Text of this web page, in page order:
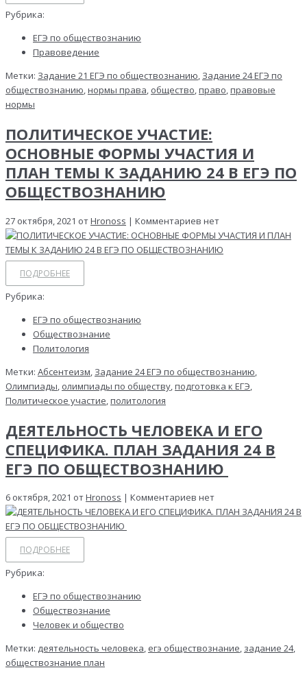
Рубрика:
ЕГЭ по обществознанию
Правоведение
Метки: Задание 21 ЕГЭ по обществознанию, Задание 24 ЕГЭ по
обществознанию,нормы права, общество,право,правовые
нормы
ПОЛИТИЧЕСКОЕ УЧАСТИЕ:
ОСНОВНЫЕ ФОРМЫ УЧАСТИЯ И
ПЛАН ТЕМЫ К ЗАДАНИЮ 24 В ЕГЭ ПО
ОБЩЕСТВОЗНАНИЮ
27 октября, 2021 отHronoss | Комментариев нет
ПОДРОБНЕЕ
Рубрика:
ЕГЭ по обществознанию
Обществознание
Политология
Метки: Абсентеизм Задание 24 ЕГЭ по обществознанию
Олимпиады олимпиады по обществу подготовка к ЕГЭ
Политическое участие политология
ДЕЯТЕЛЬНОСТЬ ЧЕЛОВЕКА И ЕГО
СПЕЦИФИКА. ПЛАН ЗАДАНИЯ 24 В
ЕГЭ ПО ОБЩЕСТВОЗНАНИЮ
6 октября, 2021 отHronoss | Комментариев нет
ПОДРОБНЕЕ
Рубрика:
ЕГЭ по обществознанию
Обществознание
Человек и общество
Метки: деятельность человека, егэ обществознание, задание 24,
обществознание план